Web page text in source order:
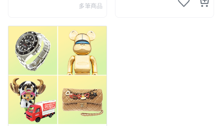
多筆商品